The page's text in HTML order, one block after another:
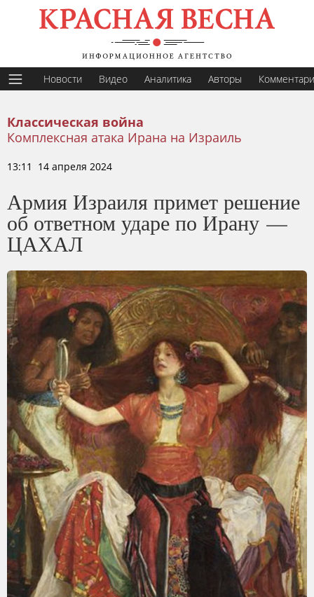
Новости Видео Аналитика Авторы
Классическая война
Комплексная атака Ирана на Израиль
13:11 14 апреля 2024
Армия Израиля примет решение
об ответном ударе по Ирану —
ЦАХАЛ